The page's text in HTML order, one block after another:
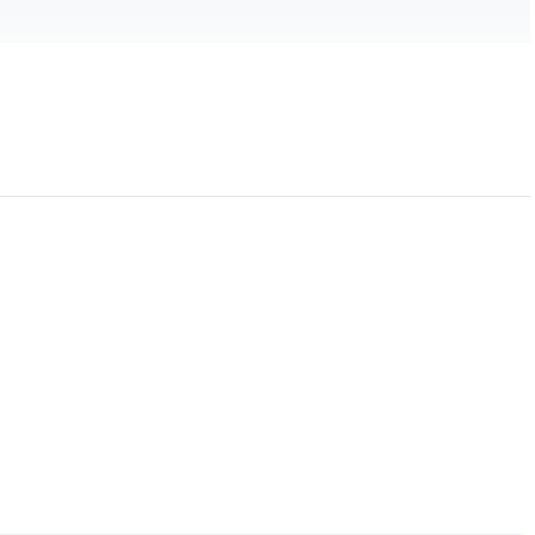
video practic fara pierderi vizuale, cu latenta redusa si calitate
fara compromisuri.